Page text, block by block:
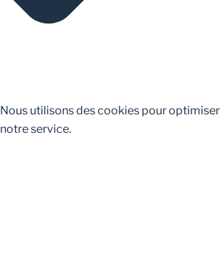
Nous utilisons des cookies pour
notre service.